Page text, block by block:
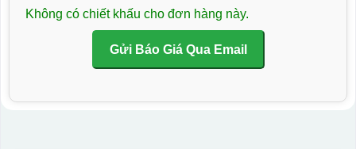
Không có chiết khấu cho đơn hàng này.
Gửi Báo Giá Qua Email